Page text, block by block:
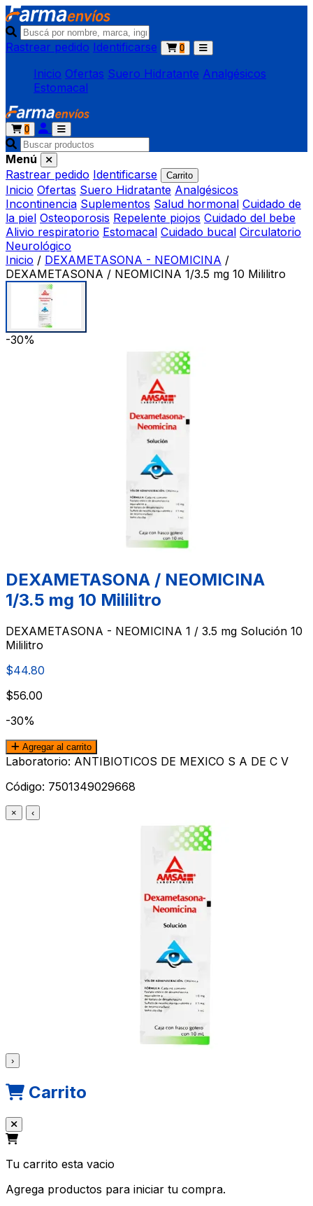
Rastrear pedido Identificarse 0
Inicio Ofertas Suero Hidratante Analgésicos
Estomacal
0
Menú
Rastrear pedido Identificarse Carrito
Inicio Ofertas Suero Hidratante Analgésicos
Incontinencia Suplementos Salud hormonal Cuidado de
la piel Osteoporosis Repelente piojos Cuidado del bebe
Alivio respiratorio Estomacal Cuidado bucal Circulatorio
Neurológico
Inicio / DEXAMETASONA - NEOMICINA /
DEXAMETASONA / NEOMICINA 1/3.5 mg 10 Mililitro
-30%
DEXAMETASONA / NEOMICINA
1/3.5 mg 10 Mililitro
DEXAMETASONA - NEOMICINA 1 / 3.5 mg Solución 10
Mililitro
$44.80
$56.00
-30%
Agregar al carrito
Laboratorio: ANTIBIOTICOS DE MEXICO S A DE C V
Código: 7501349029668
× ‹
›
Carrito
Tu carrito esta vacio
Agrega productos para iniciar tu compra.